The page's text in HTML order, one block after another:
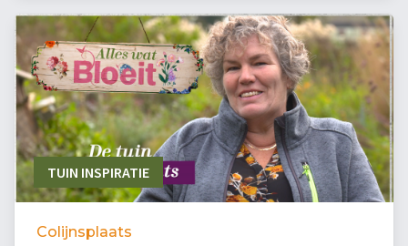
TUIN INSPIRATIE
Colijnsplaats